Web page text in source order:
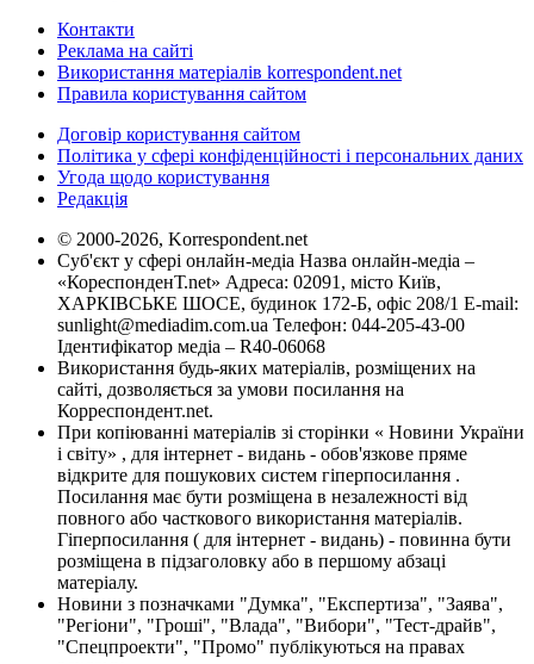
Контакти
Реклама на сайті
Використання матеріалів korrespondent.net
Правила користування сайтом
Договір користування сайтом
Політика у сфері конфіденційності і персональних даних
Угода щодо користування
Редакція
© 2000-2026, Korrespondent.net
Суб'єкт у сфері онлайн-медіа Назва онлайн-медіа –
«КореспонденТ.net» Адреса: 02091, місто Київ,
ХАРКІВСЬКЕ ШОСЕ, будинок 172-Б, офіс 208/1 E-mail:
sunlight@mediadim.com.ua Телефон: 044-205-43-00
Ідентифікатор медіа – R40-06068
Використання будь-яких матеріалів, розміщених на
сайті, дозволяється за умови посилання на
Корреспондент.net.
При копіюванні матеріалів зі сторінки « Новини України
і світу» , для інтернет - видань - обов'язкове пряме
відкрите для пошукових систем гіперпосилання .
Посилання має бути розміщена в незалежності від
повного або часткового використання матеріалів.
Гіперпосилання ( для інтернет - видань) - повинна бути
розміщена в підзаголовку або в першому абзаці
матеріалу.
Новини з позначками "Думка", "Експертиза", "Заява",
"Регіони", "Гроші", "Влада", "Вибори", "Тест-драйв",
"Спецпроекти", "Промо" публікуються на правах